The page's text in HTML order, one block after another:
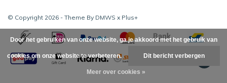
© Copyright 2026 - Theme By DMWS x Plus+
Door het gebruiken van onze website, ga je akkoord met het gebruik van
cookies om onze website te verbeteren. Dit bericht verbergen
Meer over cookies »